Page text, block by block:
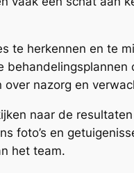
te herkennen en te
over nazorg en
naar de
foto’s en
het team.